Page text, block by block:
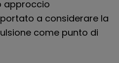
approccio
a considerare la
come punto di